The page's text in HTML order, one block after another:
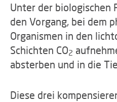
Unter der biologischen
den Vorgang, bei dem
Organismen in den
Schichten CO2
absterben und in die
Diese drei